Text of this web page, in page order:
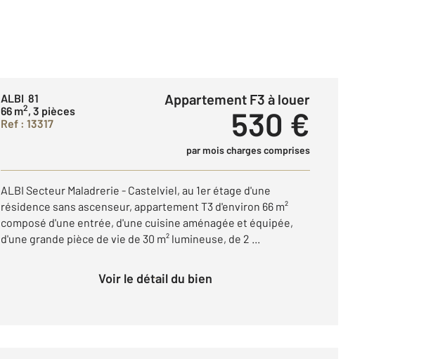
ALBI 81
66 m2, 3 pièces
Ref : 13317
Appartement F3 à louer
530 €
par mois charges comprises
ALBI Secteur Maladrerie - Castelviel, au 1er étage d'une
résidence sans ascenseur, appartement T3 d'environ 66 m²
composé d'une entrée, d'une cuisine aménagée et équipée,
d'une grande pièce de vie de 30 m² lumineuse, de 2 ...
Voir le détail du bien